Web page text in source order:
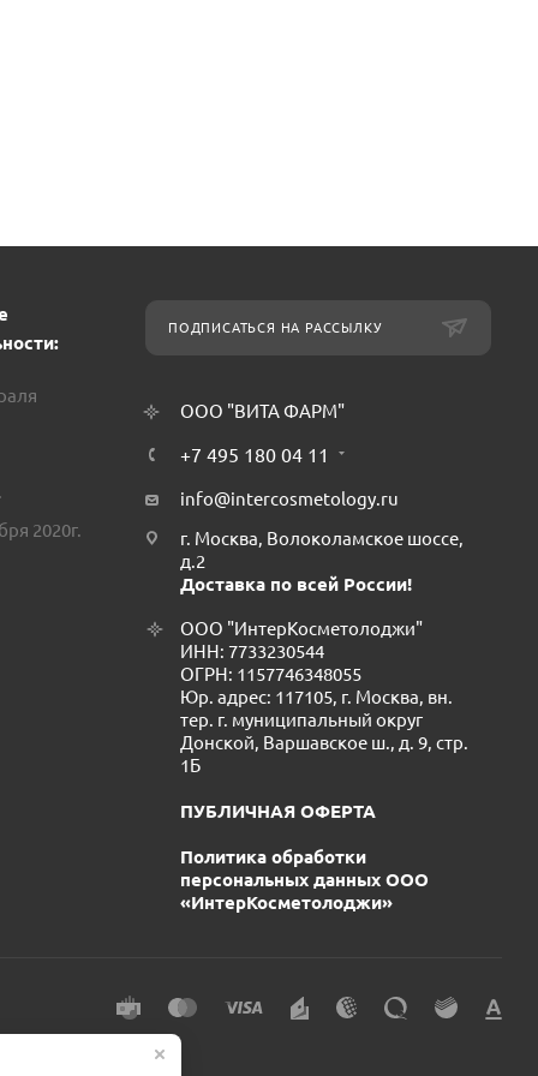
2020г.
ПОДПИСАТЬСЯ НА РАССЫЛКУ
ООО "ВИТА ФАРМ"
+7 495 180 04 11
info@intercosmetology.ru
г. Москва, Волоколамское шоссе,
д.2
Доставка по всей России!
ООО "ИнтерКосметолоджи"
ИНН: 7733230544
ОГРН: 1157746348055
Юр. адрес: 117105, г. Москва, вн.
тер. г. муниципальный округ
Донской, Варшавское ш., д. 9, стр.
1Б
ПУБЛИЧНАЯ ОФЕРТА
Политика обработки
персональных данных ООО
«ИнтерКосметолоджи»